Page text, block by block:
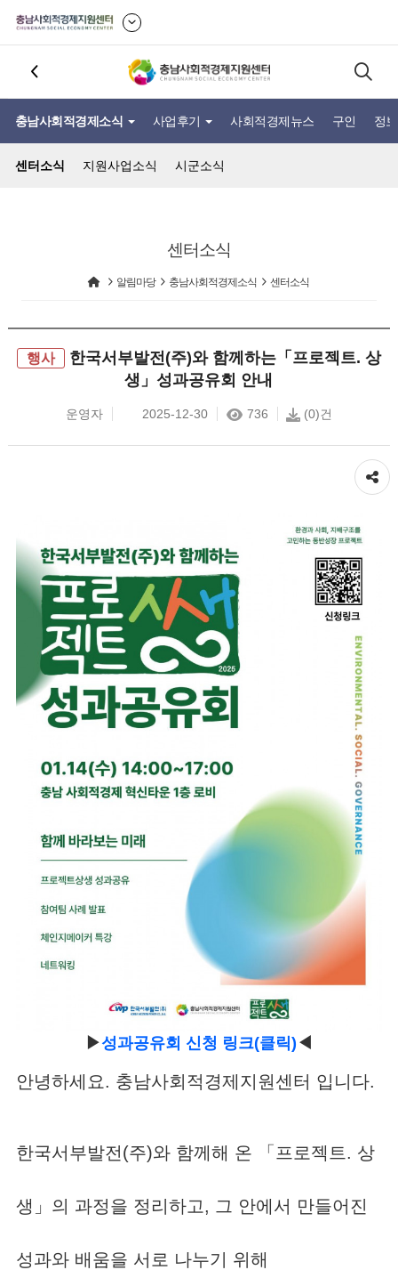
충남사회적경제소식 사업후기 사회적경제뉴스 구인 정
센터소식 지원사업소식 시군소식
센터소식
알림마당 충남사회적경제소식 센터소식
행사
한국서부발전(주)와 함께하는「프로젝트. 상
생」성과공유회 안내
운영자 2025-12-30 736 (0)건
공유하기
▶성과공유회 신청 링크(클릭) ◀
안녕하세요. 충남사회적경제지원센터 입니다.
한국서부발전(주)와 함께해 온 「프로젝트. 상
생」의 과정을 정리하고, 그 안에서 만들어진
성과와 배움을 서로 나누기 위해